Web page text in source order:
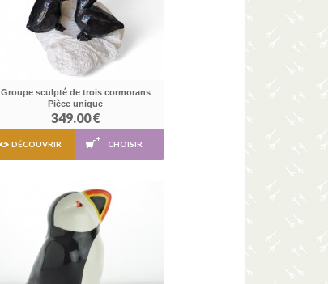
Groupe sculpté de trois cormorans
Pièce unique
349.00 €
DÉCOUVRIR CHOISIR